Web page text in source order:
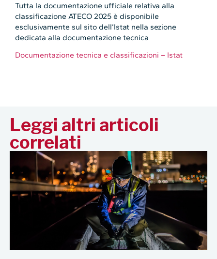
Tutta la documentazione ufficiale relativa alla
classificazione ATECO 2025 è disponibile
esclusivamente sul sito dell’Istat nella sezione
dedicata alla documentazione tecnica
Documentazione tecnica e classificazioni – Istat
Leggi altri articoli
correlati